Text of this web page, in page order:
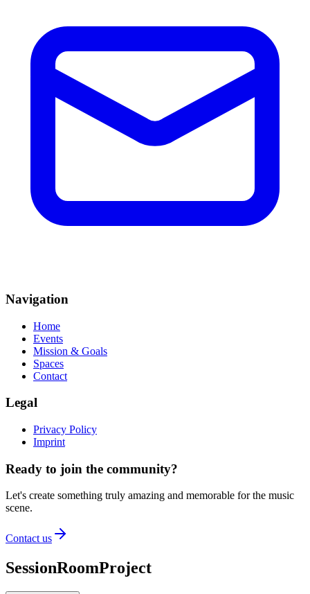
Navigation
Home
Events
Mission & Goals
Spaces
Contact
Legal
Privacy Policy
Imprint
Ready to join the community?
Let's create something truly amazing and memorable for the music
scene.
Contact us
SessionRoomProject